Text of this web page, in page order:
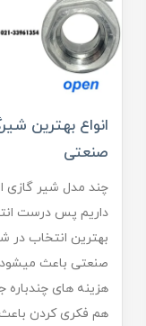
انواع بهترین
صنعتی
چند مدل شیر گازی
داریم پس درست
بهترین انتخاب در
صنعتی باعث میشود
هزینه های چندباره
هم فکری کردن